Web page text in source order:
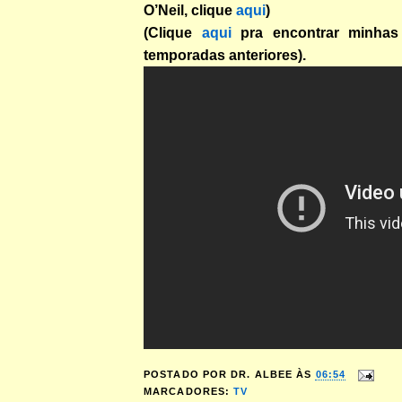
O’Neil, clique aqui)
(Clique aquipra encontrar minhas
temporadas anteriores).
POSTADO POR DR. ALBEE ÀS 06:54
MARCADORES:TV